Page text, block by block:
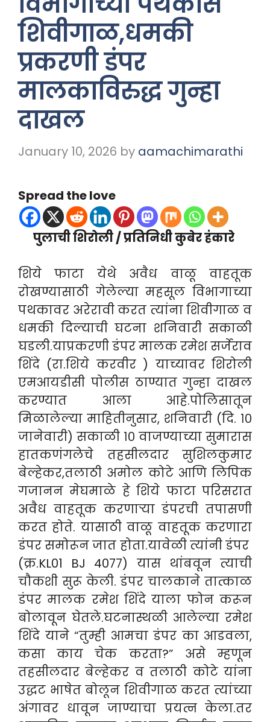
शिवीगाळ,धमकी
प्रकरणी डंपर
मालकाविरुद्ध गुन्हा
दाखल
January 10, 2026 by aamachimarathi
Spread the love
पुलाची शिरोली / प्रतिनिधी कुबेर हंकारे
शिये फाटा येथे अवैध वाळू वाहतूक
रोखण्यासाठी गेलेल्या महसूल विभागाच्या
पथकावर अरेरावी करत त्यांना शिवीगाळ व
धमकी दिल्याची घटना शनिवारी सकाळी
घडली.याप्रकरणी डंपर मालक रमेश सर्जेराव
शिंदे (रा.शिये करवीर ) याच्यावर शिरोली
एमआयडीसी पोलीस ठाण्यात गुन्हा दाखल
करण्यात आला आहे.पोलिसातून
मिळालेल्या माहितीनुसार, शनिवारी (दि. १०
जानेवारी) सकाळी १० वाजण्याच्या सुमारास
हातकणंगलेचे तहसीलदार सुशिलकुमार
बेल्हेकर,तलाठी अमोल कोटे आणि लिपिक
गजानन मेघमाळे हे शिये फाटा परिसरात
अवैध वाहतूक करणाऱ्या डंपरची तपासणी
करत होते. यासाठी वाळू वाहतूक करणारा
डंपर समोरून जात होता.यावेळी त्यांनी डंपर
(क्र.KL01 BJ 4077) यास थांबवून त्याची
चौकशी सुरू केली.डंपर चालकाने तात्काळ
डंपर मालक रमेश शिंदे याला फोन करून
बोलावून घेतले.घटनास्थळी आलेल्या रमेश
शिंदे याने “तुम्ही आमचा डंपर का आडवला,
कसा काय चेक करता?” असे म्हणून
तहसीलदार बेल्हेकर व तलाठी कोटे यांना
उद्धट भाषेत बोलून शिवीगाळ करत त्यांच्या
अंगावर धावून जाण्याचा प्रयत्न केला.तर